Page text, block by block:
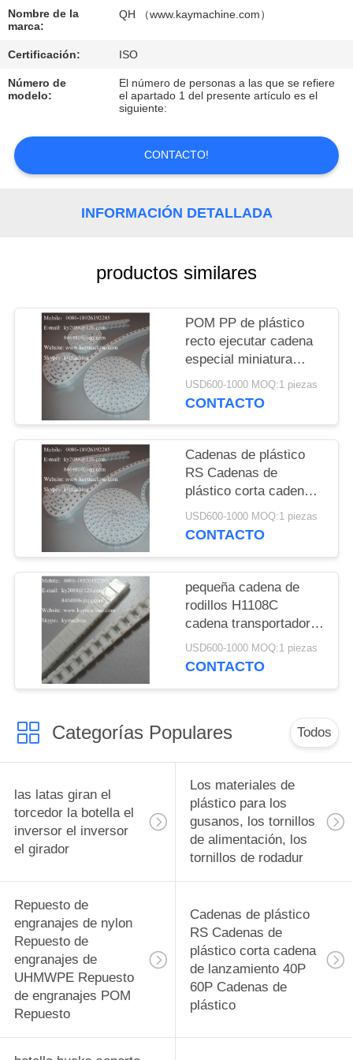
CONTROL
DE
CALIDAD
CONTACTO
NOTICIAS
COTIZACIÓN
MAPA
DEL
SITIO
PRIVACY
POLICY
Nombre de la
marca:
QH （www.kaymachine.com）
Certificación: ISO
Número de
modelo:
El número de personas a las que se refiere
el apartado 1 del presente artículo es el
siguiente:
CONTACTO!
INFORMACIÓN DETALLADA
productos similares
POM PP de plástico
recto ejecutar cadena
especial miniatura
cadena pequeña
cadena de doble paso
USD600-1000 MOQ:1 piezas
CONTACTO
Cadenas de plástico
RS Cadenas de
plástico corta cadena
de lanzamiento. 40P
60P Cadenas de
fábrica
USD600-1000 MOQ:1 piezas
CONTACTO
pequeña cadena de
rodillos H1108C
cadena transportadora
de plástico en
miniatura de alta
fabricante
USD600-1000 MOQ:1 piezas
CONTACTO
Categorías Populares Todos
las latas giran el
torcedor la botella el
inversor el inversor
el girador
Los materiales de
plástico para los
gusanos, los tornillos
de alimentación, los
tornillos de rodadur
Repuesto de
engranajes de nylon
Repuesto de
engranajes de
UHMWPE Repuesto
de engranajes POM
Repuesto
Cadenas de plástico
RS Cadenas de
plástico corta cadena
de lanzamiento 40P
60P Cadenas de
plástico